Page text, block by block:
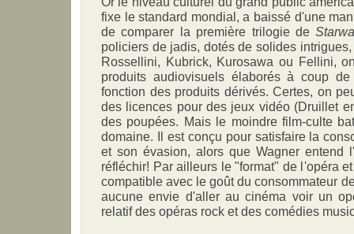
fixe le standard mondial, a baissé d'une
de comparer la première trilogie de
policiers de jadis, dotés de solides
Rossellini, Kubrick, Kurosawa ou Fellini,
produits audiovisuels élaborés à coup
fonction des produits dérivés. Certes, on
des licences pour des jeux vidéo (Druillet
des poupées. Mais le moindre film-culte
domaine. Il est conçu pour satisfaire la
et son évasion, alors que Wagner entend
réfléchir! Par ailleurs le "format" de l'opéra
compatible avec le goût du consommateur
aucune envie d'aller au cinéma voir un
relatif des opéras rock et des comédies